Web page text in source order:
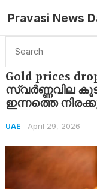
Pravasi News
Home UAE Gold prices
Gold prices
സ്വർണ്ണവില
ഇന്നത്തെ
UAE April 29, 2026